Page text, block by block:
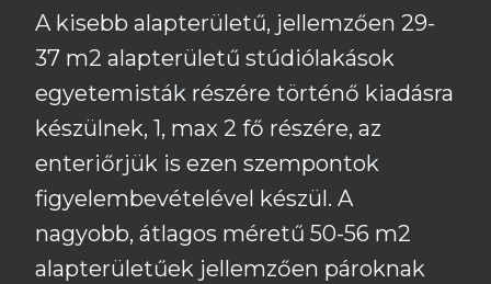
A kisebb alapterületű, jellemzően 29-
37 m2 alapterületű stúdiólakások
egyetemisták részére történő kiadásra
készülnek, 1, max 2 fő részére, az
enteriőrjük is ezen szempontok
figyelembevételével készül. A
nagyobb, átlagos méretű 50-56 m2
alapterületűek jellemzően pároknak